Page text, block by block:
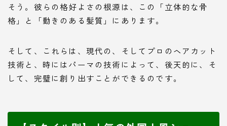
そう。彼らの格好よさの根源は、この「立体的な骨
格」と「動きのある髪質」にあります。
そして、これらは、現代の、そしてプロのヘアカット
技術と、時にはパーマの技術によって、後天的に、そ
して、完璧に創り出すことができるのです。